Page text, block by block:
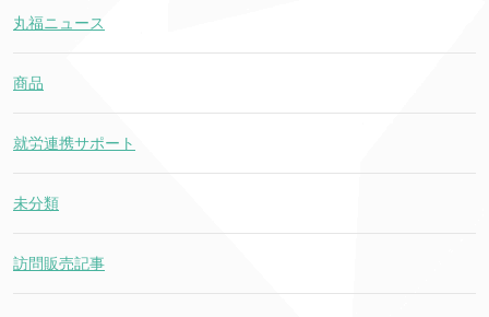
丸福ニュース
商品
就労連携サポート
未分類
訪問販売記事